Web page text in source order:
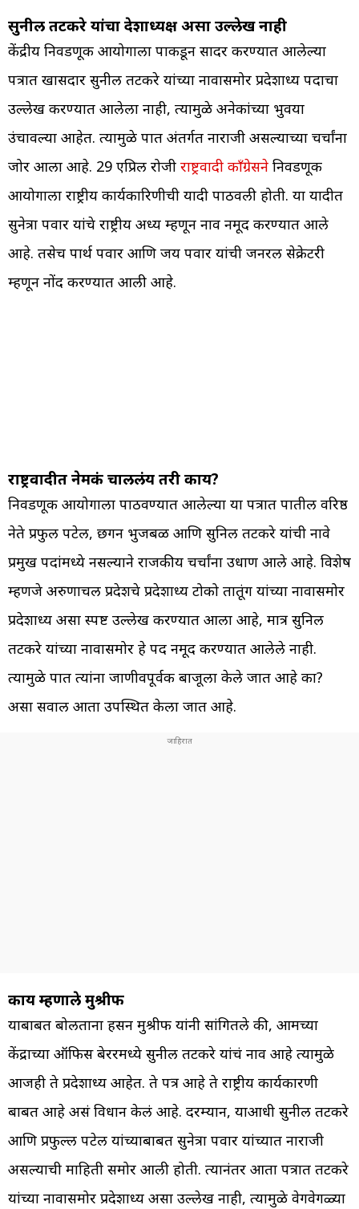
सुनील तटकरे यांचा प्रदेशाध्यक्ष असा उल्लेख नाही
केंद्रीय निवडणूक आयोगाला पक्षाकडून सादर करण्यात आलेल्या
पत्रात खासदार सुनील तटकरे यांच्या नावासमोर प्रदेशाध्यक्ष पदाचा
उल्लेख करण्यात आलेला नाही, त्यामुळे अनेकांच्या भुवया
उंचावल्या आहेत. त्यामुळे पक्षात अंतर्गत नाराजी असल्याच्या चर्चांना
जोर आला आहे. 29 एप्रिल रोजी राष्ट्रवादी काँग्रेसने निवडणूक
आयोगाला राष्ट्रीय कार्यकारिणीची यादी पाठवली होती. या यादीत
सुनेत्रा पवार यांचे राष्ट्रीय अध्यक्ष म्हणून नाव नमूद करण्यात आले
आहे. तसेच पार्थ पवार आणि जय पवार यांची जनरल सेक्रेटरी
म्हणून नोंद करण्यात आली आहे.
राष्ट्रवादीत नेमकं चाललंय तरी काय?
निवडणूक आयोगाला पाठवण्यात आलेल्या या पत्रात पक्षातील वरिष्ठ
नेते प्रफुल पटेल, छगन भुजबळ आणि सुनिल तटकरे यांची नावे
प्रमुख पदांमध्ये नसल्याने राजकीय चर्चांना उधाण आले आहे. विशेष
म्हणजे अरुणाचल प्रदेशचे प्रदेशाध्यक्ष टोको तातूंग यांच्या नावासमोर
प्रदेशाध्यक्ष असा स्पष्ट उल्लेख करण्यात आला आहे, मात्र सुनिल
तटकरे यांच्या नावासमोर हे पद नमूद करण्यात आलेले नाही.
त्यामुळे पक्षात त्यांना जाणीवपूर्वक बाजूला केले जात आहे का?
असा सवाल आता उपस्थित केला जात आहे.
काय म्हणाले मुश्रीफ
याबाबत बोलताना हसन मुश्रीफ यांनी सांगितले की, आमच्या
केंद्राच्या ऑफिस बेररमध्ये सुनील तटकरे यांचं नाव आहे त्यामुळे
आजही ते प्रदेशाध्यक्ष आहेत. ते पत्र आहे ते राष्ट्रीय कार्यकारणी
बाबत आहे असं विधान केलं आहे. दरम्यान, याआधी सुनील तटकरे
आणि प्रफुल्ल पटेल यांच्याबाबत सुनेत्रा पवार यांच्यात नाराजी
असल्याची माहिती समोर आली होती. त्यानंतर आता पत्रात तटकरे
यांच्या नावासमोर प्रदेशाध्यक्ष असा उल्लेख नाही, त्यामुळे वेगवेगळ्या